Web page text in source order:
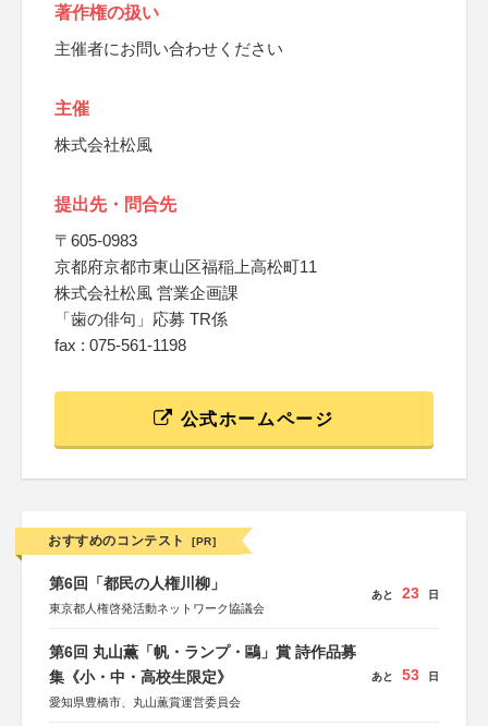
著作権の扱い
主催者にお問い合わせください
主催
株式会社松風
提出先・問合先
〒605-0983
京都府京都市東山区福稲上高松町11
株式会社松風 営業企画課
「歯の俳句」応募 TR係
fax : 075-561-1198
公式ホームページ
おすすめのコンテスト [PR]
第6回「都民の人権川柳」
東京都人権啓発活動ネットワーク協議会
あと 23 日
第6回 丸山薫「帆・ランプ・鷗」賞 詩作品募
集《小・中・高校生限定》
愛知県豊橋市、丸山薫賞運営委員会
あと 53 日